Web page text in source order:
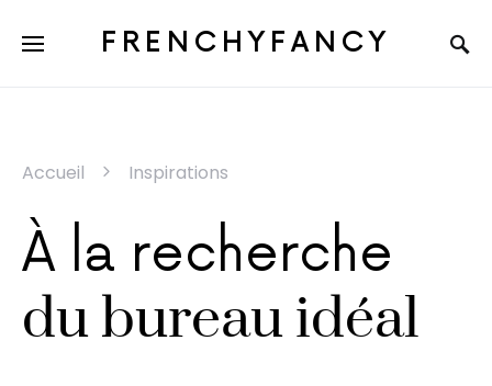
FRENCHYFANCY
Accueil Inspirations
À la recherche
du bureau idéal